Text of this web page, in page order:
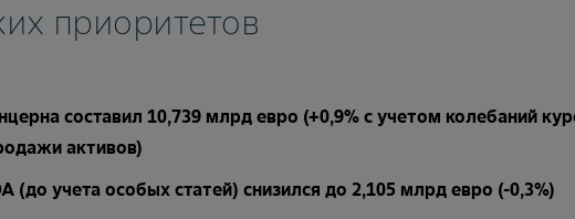
приоритетов
составил 10,739 млрд евро (+0,9% с учетом колебаний
активов)
(до учета особых статей) снизился до 2,105 млрд евро (-0,3%)